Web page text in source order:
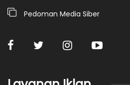
Pedoman Media Siber